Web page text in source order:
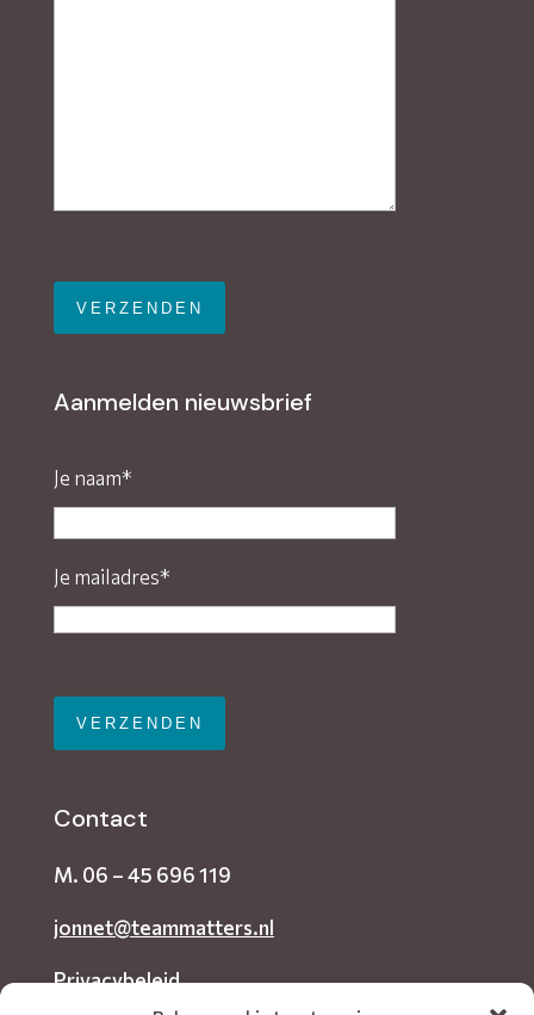
Gelieve dit veld leeg te laten.
Aanmelden nieuwsbrief
Je naam*
Je mailadres*
Gelieve dit veld leeg te laten.
Contact
M. 06 – 45 696 119
jonnet@teammatters.nl
Privacybeleid